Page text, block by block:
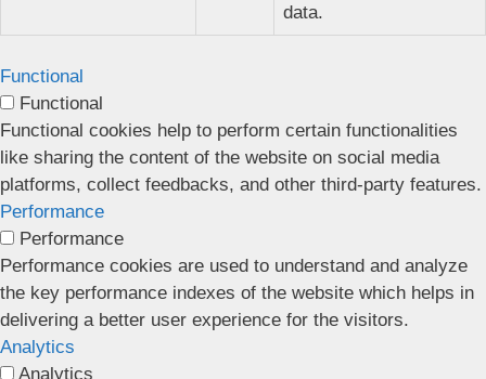
data.
Functional
Functional
Functional cookies help to perform certain functionalities
like sharing the content of the website on social media
platforms, collect feedbacks, and other third-party features.
Performance
Performance
Performance cookies are used to understand and analyze
the key performance indexes of the website which helps in
delivering a better user experience for the visitors.
Analytics
Analytics